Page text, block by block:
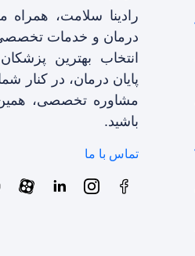
رادینا سلامت،
درمان و خدمات
انتخاب بهترین
پایان درمان، در کنار
مشاوره تخصصی، همین
باشید.
تماس با ما